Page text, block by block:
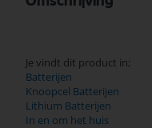
Je vindt dit product in;
Batterijen
Knoopcel Batterijen
Lithium Batterijen
In en om het huis